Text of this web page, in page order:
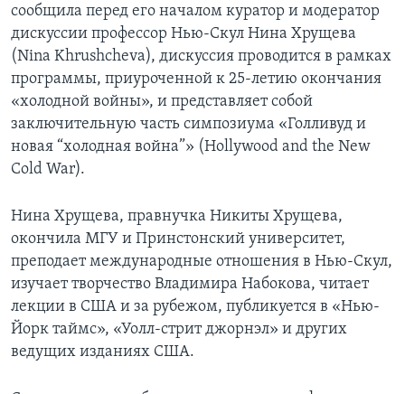
сообщила перед его началом куратор и модератор
дискуссии профессор Нью-Скул Нина Хрущева
(Nina Khrushcheva), дискуссия проводится в рамках
программы, приуроченной к 25-летию окончания
«холодной войны», и представляет собой
заключительную часть симпозиума «Голливуд и
новая “холодная война”» (Hollywood and the New
Cold War).
Нина Хрущева, правнучка Никиты Хрущева,
окончила МГУ и Принстонский университет,
преподает международные отношения в Нью-Скул,
изучает творчество Владимира Набокова, читает
лекции в США и за рубежом, публикуется в «Нью-
Йорк таймс», «Уолл-стрит джорнэл» и других
ведущих изданиях США.